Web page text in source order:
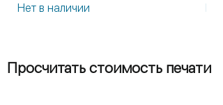
Нет в наличии
Просчитать стоимость печати